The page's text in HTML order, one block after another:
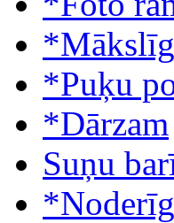
*Puķu
*Dārzam
Suņu